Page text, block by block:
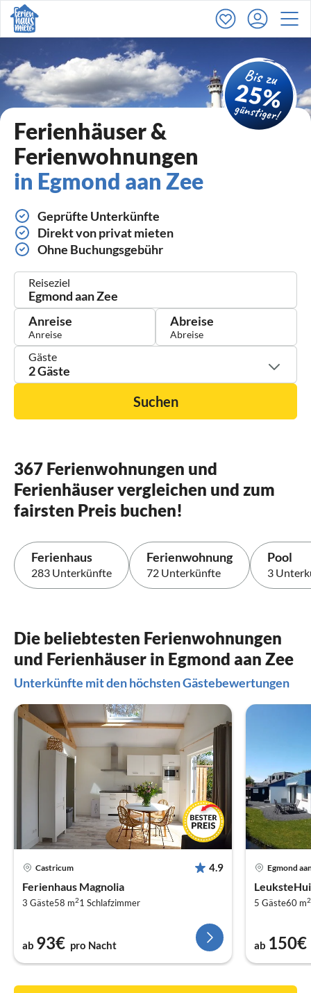
Ferienhäuser &
Ferienwohnungen
in Egmond aan Zee
Geprüfte Unterkünfte
Direkt von privat mieten
Ohne Buchungsgebühr
Reiseziel
Anreise Abreise
Gäste
2 Gäste
Suchen
367 Ferienwohnungen und
Ferienhäuser vergleichen und zum
fairsten Preis buchen!
Ferienhaus
283 Unterkünfte
Ferienwohnung
72 Unterkünfte
Pool
3
Die beliebtesten Ferienwohnungen
und Ferienhäuser in Egmond aan Zee
Unterkünfte mit den höchsten Gästebewertungen
Castricum 4.9
Ferienhaus Magnolia
3 Gäste58 m21 Schlafzimmer
ab 93€ pro Nacht
Egmond
5 Gäste60 m2
ab 150€